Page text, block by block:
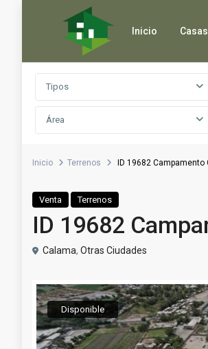
Inicio Casas
Búsqueda avanzada
Tipos
Área
Inicio Terrenos ID 19682
Venta Terrenos
ID 19682
Calama, Otras Ciudades
Disponible